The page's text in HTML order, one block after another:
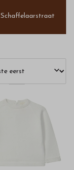
Schaffelaarstraat